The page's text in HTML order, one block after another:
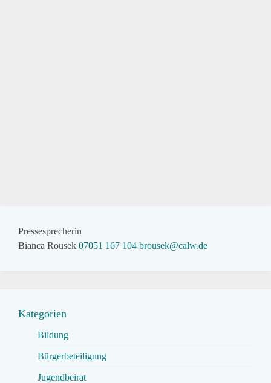
Pressesprecherin
Bianca Rousek 07051 167 104 brousek@calw.de
Kategorien
Bildung
Bürgerbeteiligung
Jugendbeirat